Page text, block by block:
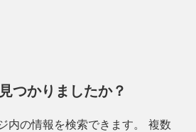
つかりましたか？
内の情報を検索できます。 複数